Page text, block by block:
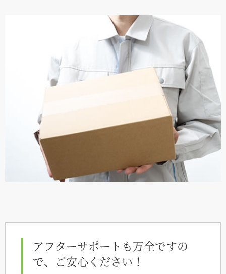
アフターサポートも万全ですの
で、ご安心ください！